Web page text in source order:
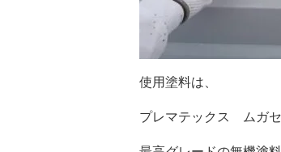
使用塗料は、
プレマテックス ムガ